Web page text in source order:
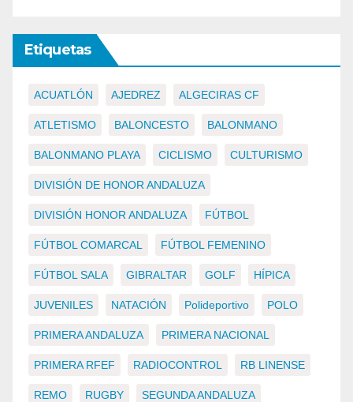
Etiquetas
ACUATLÓN AJEDREZ ALGECIRAS CF
ATLETISMO BALONCESTO BALONMANO
BALONMANO PLAYA CICLISMO CULTURISMO
DIVISIÓN DE HONOR ANDALUZA
DIVISIÓN HONOR ANDALUZA FÚTBOL
FÚTBOL COMARCAL FÚTBOL FEMENINO
FÚTBOL SALA GIBRALTAR GOLF HÍPICA
JUVENILES NATACIÓN Polideportivo POLO
PRIMERA ANDALUZA PRIMERA NACIONAL
PRIMERA RFEF RADIOCONTROL RB LINENSE
REMO RUGBY SEGUNDA ANDALUZA